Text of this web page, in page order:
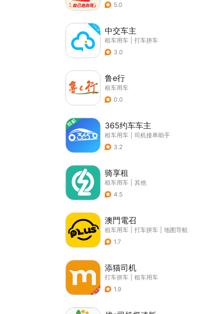
5.0
中交车主
租车用车
打车拼车
3.0
鲁e行
租车用车
0.0
365约车车主
租车用车
司机接单助手
3.2
骑享租
租车用车
其他
4.5
澳門電召
租车用车 打车拼车
地图导航
1.7
添猫司机
打车拼车
租车用车
1.9